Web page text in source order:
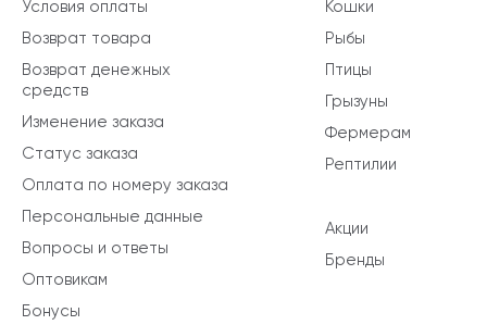
Кошки
Рыбы
Птицы
Грызуны
Фермерам
Рептилии
Акции
Бренды
Условия оплаты
Возврат товара
Возврат денежных
средств
Изменение заказа
Статус заказа
Оплата по номеру заказа
Персональные данные
Вопросы и ответы
Оптовикам
Бонусы